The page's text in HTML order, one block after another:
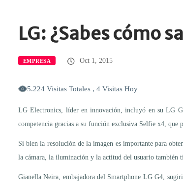
LG: ¿Sabes cómo
EMPRESA Oct 1, 2015
5.224 Visitas Totales , 4 Visitas Hoy
LG Electronics, líder en innovación, incluyó en su LG
competencia gracias a su función exclusiva Selfie x4, que
Si bien la resolución de la imagen es importante para
la cámara, la iluminación y la actitud del usuario también
Gianella Neira, embajadora del Smartphone LG G4,